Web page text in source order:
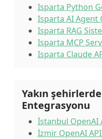
Isparta Python
Isparta AI Agent
Isparta RAG
Isparta MCP
Isparta Claude
Yakın
Entegrasyonu
İstanbul OpenAI
İzmir OpenAI